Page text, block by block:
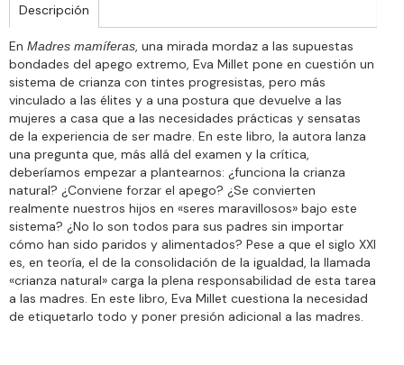
Descripción
En Madres mamíferas, una mirada mordaz a las supuestas
bondades del apego extremo, Eva Millet pone en cuestión un
sistema de crianza con tintes progresistas, pero más
vinculado a las élites y a una postura que devuelve a las
mujeres a casa que a las necesidades prácticas y sensatas
de la experiencia de ser madre. En este libro, la autora lanza
una pregunta que, más allá del examen y la crítica,
deberíamos empezar a plantearnos: ¿funciona la crianza
natural? ¿Conviene forzar el apego? ¿Se convierten
realmente nuestros hijos en «seres maravillosos» bajo este
sistema? ¿No lo son todos para sus padres sin importar
cómo han sido paridos y alimentados? Pese a que el siglo XXI
es, en teoría, el de la consolidación de la igualdad, la llamada
«crianza natural» carga la plena responsabilidad de esta tarea
a las madres. En este libro, Eva Millet cuestiona la necesidad
de etiquetarlo todo y poner presión adicional a las madres.